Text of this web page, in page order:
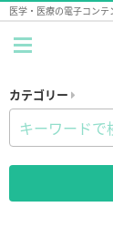
医学・医療の電子コンテ
カテゴリー